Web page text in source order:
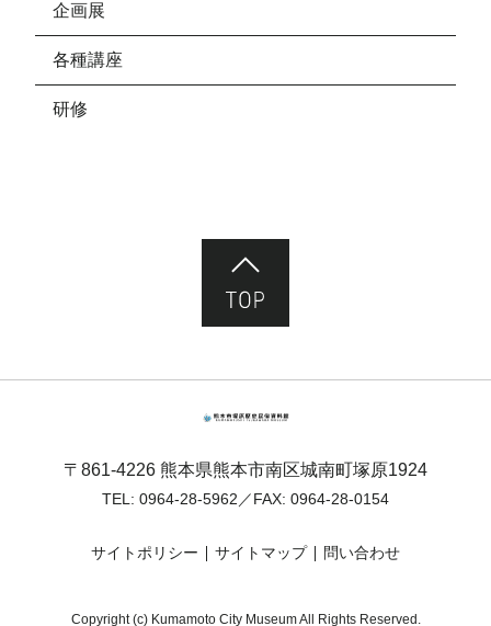
企画展
各種講座
研修
〒861-4226 熊本県熊本市南区城南町塚原1924
TEL: 0964-28-5962 ／FAX: 0964-28-0154
サイトポリシー サイトマップ 問い合わせ
Copyright (c) Kumamoto City Museum All Rights Reserved.